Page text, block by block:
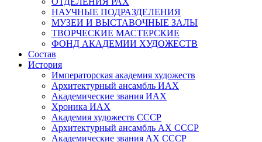
НАУЧНЫЕ ПОДРАЗДЕЛЕНИЯ
МУЗЕИ И ВЫСТАВОЧНЫЕ ЗАЛЫ
ТВОРЧЕСКИЕ МАСТЕРСКИЕ
ФОНД АКАДЕМИИ ХУДОЖЕСТВ
Состав
История
Императорская академия художеств
Архитектурный ансамбль ИАХ
Академические звания ИАХ
Хроника ИАХ
Академия художеств СССР
Архитектурный ансамбль АХ СССР
Академические звания АХ СССР